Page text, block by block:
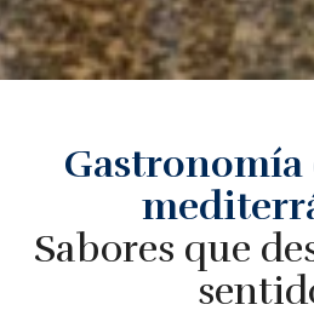
Gastronomía
Sabores que